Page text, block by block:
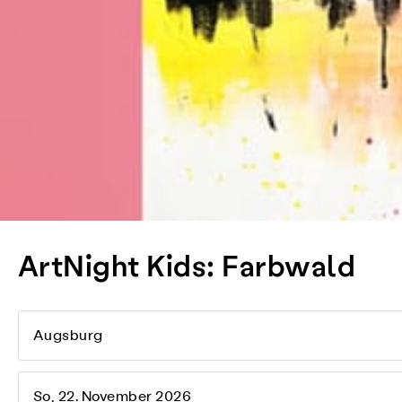
ArtNight Kids: Farbwald
Augsburg
So, 22. November 2026